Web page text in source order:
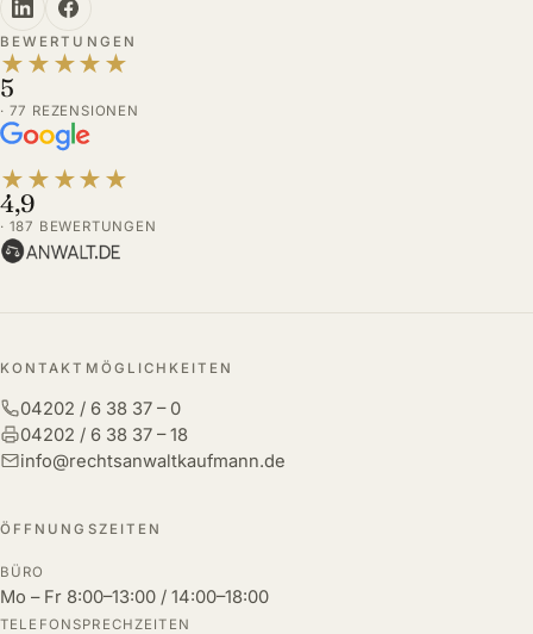
BEWERTUNGEN
★ ★ ★★ ★
5
· 77 REZENSIONEN
★ ★ ★★ ★
4,9
· 187 BEWERTUNGEN
KONTAKTMÖGLICHKEITEN
04202 / 6 38 37 – 0
04202 / 6 38 37 – 18
info@rechtsanwaltkaufmann.de
ÖFFNUNGSZEITEN
BÜRO
Mo – Fr 8:00–13:00 / 14:00–18:00
TELEFONSPRECHZEITEN